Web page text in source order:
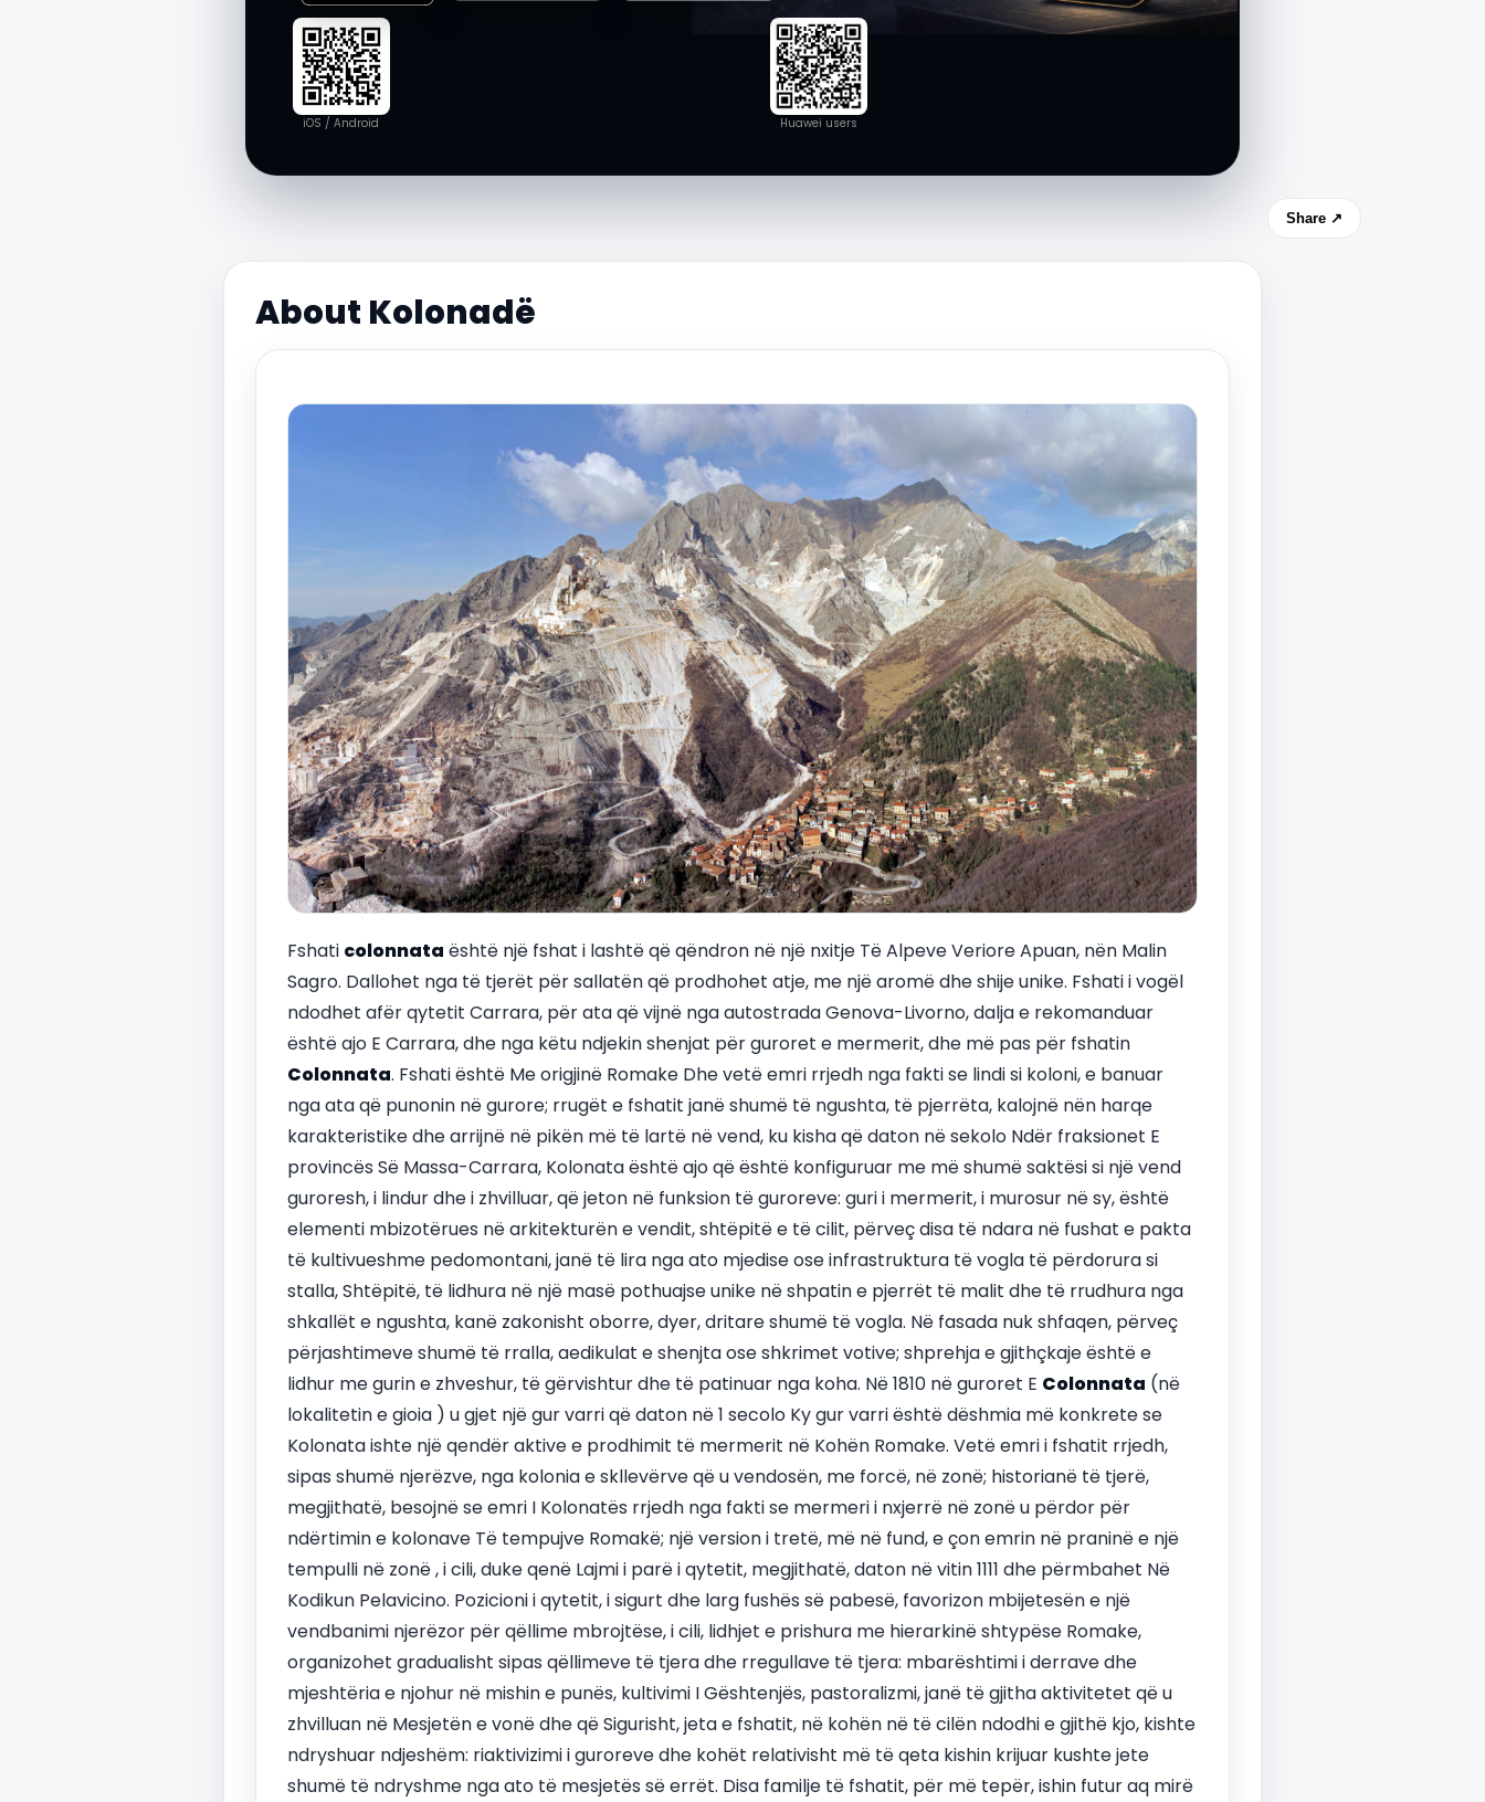
iOS / Android Huawei users
Share ↗
About Kolonadë
Fshati colonnata është një fshat i lashtë që qëndron në një nxitje Të Alpeve Veriore Apuan, nën Malin
Sagro. Dallohet nga të tjerët për sallatën që prodhohet atje, me një aromë dhe shije unike. Fshati i vogël
ndodhet afër qytetit Carrara, për ata që vijnë nga autostrada Genova-Livorno, dalja e rekomanduar
është ajo E Carrara, dhe nga këtu ndjekin shenjat për guroret e mermerit, dhe më pas për fshatin
Colonnata. Fshati është Me origjinë Romake Dhe vetë emri rrjedh nga fakti se lindi si koloni, e banuar
nga ata që punonin në gurore; rrugët e fshatit janë shumë të ngushta, të pjerrëta, kalojnë nën harqe
karakteristike dhe arrijnë në pikën më të lartë në vend, ku kisha që daton në sekolo Ndër fraksionet E
provincës Së Massa-Carrara, Kolonata është ajo që është konfiguruar me më shumë saktësi si një vend
guroresh, i lindur dhe i zhvilluar, që jeton në funksion të guroreve: guri i mermerit, i murosur në sy, është
elementi mbizotërues në arkitekturën e vendit, shtëpitë e të cilit, përveç disa të ndara në fushat e pakta
të kultivueshme pedomontani, janë të lira nga ato mjedise ose infrastruktura të vogla të përdorura si
stalla, Shtëpitë, të lidhura në një masë pothuajse unike në shpatin e pjerrët të malit dhe të rrudhura nga
shkallët e ngushta, kanë zakonisht oborre, dyer, dritare shumë të vogla. Në fasada nuk shfaqen, përveç
përjashtimeve shumë të rralla, aedikulat e shenjta ose shkrimet votive; shprehja e gjithçkaje është e
lidhur me gurin e zhveshur, të gërvishtur dhe të patinuar nga koha. Në 1810 në guroret E Colonnata (në
lokalitetin e gioia ) u gjet një gur varri që daton në 1 secolo Ky gur varri është dëshmia më konkrete se
Kolonata ishte një qendër aktive e prodhimit të mermerit në Kohën Romake. Vetë emri i fshatit rrjedh,
sipas shumë njerëzve, nga kolonia e skllevërve që u vendosën, me forcë, në zonë; historianë të tjerë,
megjithatë, besojnë se emri I Kolonatës rrjedh nga fakti se mermeri i nxjerrë në zonë u përdor për
ndërtimin e kolonave Të tempujve Romakë; një version i tretë, më në fund, e çon emrin në praninë e një
tempulli në zonë , i cili, duke qenë Lajmi i parë i qytetit, megjithatë, daton në vitin 1111 dhe përmbahet Në
Kodikun Pelavicino. Pozicioni i qytetit, i sigurt dhe larg fushës së pabesë, favorizon mbijetesën e një
vendbanimi njerëzor për qëllime mbrojtëse, i cili, lidhjet e prishura me hierarkinë shtypëse Romake,
organizohet gradualisht sipas qëllimeve të tjera dhe rregullave të tjera: mbarështimi i derrave dhe
mjeshtëria e njohur në mishin e punës, kultivimi I Gështenjës, pastoralizmi, janë të gjitha aktivitetet që u
zhvilluan në Mesjetën e vonë dhe që Sigurisht, jeta e fshatit, në kohën në të cilën ndodhi e gjithë kjo, kishte
ndryshuar ndjeshëm: riaktivizimi i guroreve dhe kohët relativisht më të qeta kishin krijuar kushte jete
shumë të ndryshme nga ato të mesjetës së errët. Disa familje të fshatit, për më tepër, ishin futur aq mirë